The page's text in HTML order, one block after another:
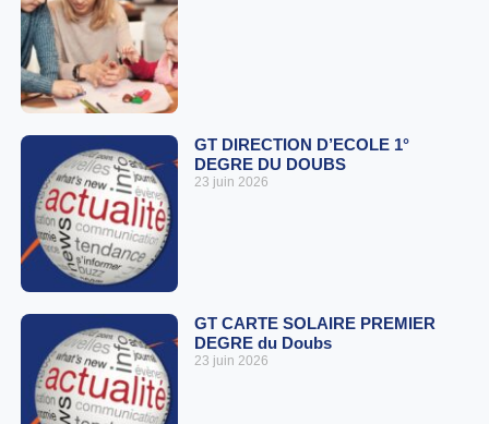
GT DIRECTION D’ECOLE 1°
DEGRE DU DOUBS
23 juin 2026
GT CARTE SOLAIRE PREMIER
DEGRE du Doubs
23 juin 2026